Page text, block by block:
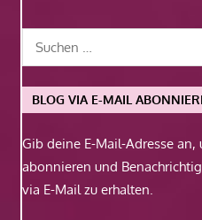
BLOG VIA E-MAIL
Gib deine E-Mail-Adresse an,
abonnieren und
via E-Mail zu erhalten.